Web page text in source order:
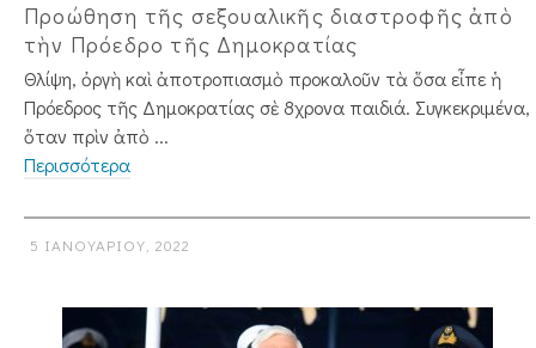
Προώθηση τῆς σεξουαλικῆς διαστροφῆς ἀπὸ
τὴν Πρόεδρο τῆς Δημοκρατίας
Θλίψη, ὀργὴ καὶ ἀποτροπιασμὸ προκαλοῦν τὰ ὅσα εἶπε ἡ
Πρόεδρος τῆς Δημοκρατίας σὲ 8χρονα παιδιά. Συγκεκριμένα,
ὅταν πρὶν ἀπὸ ...
Περισσότερα
5 ΙΑΝΟΥΑΡΊΟΥ, 2022